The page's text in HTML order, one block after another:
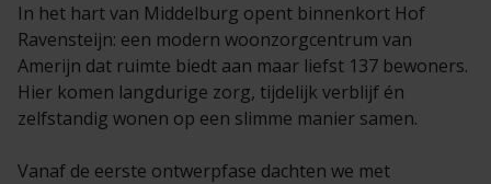
Technische documentatie
Veelgestelde vragen
Duurzaamheid
Brochures
Veelgestelde vragen
Werken bij Berkvens
In het hart van Middelburg opent binnenkort Hof
Ravensteijn: een modern woonzorgcentrum van
Amerijn dat ruimte biedt aan maar liefst 137 bewoners.
Hier komen langdurige zorg, tijdelijk verblijf én
zelfstandig wonen op een slimme manier samen.
Vanaf de eerste ontwerpfase dachten we met